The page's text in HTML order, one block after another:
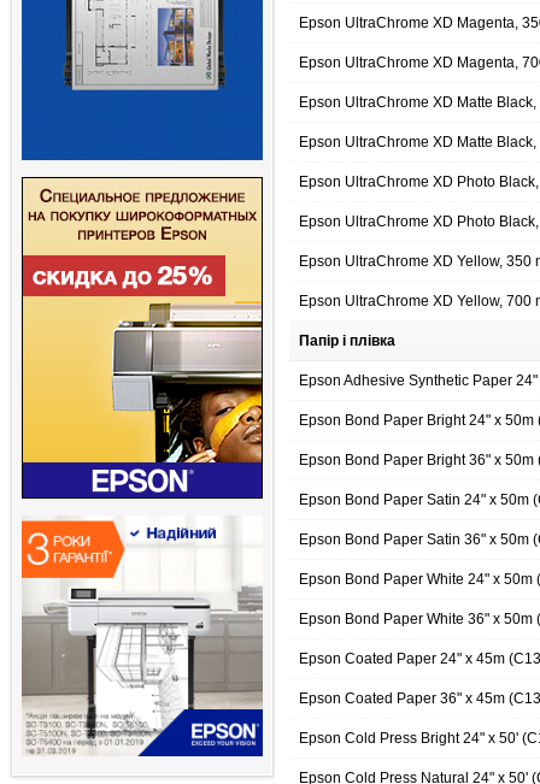
Epson UltraChrome XD Magenta,
Epson UltraChrome XD Magenta,
Epson UltraChrome XD Matte
Epson UltraChrome XD Matte
Epson UltraChrome XD Photo
Epson UltraChrome XD Photo
Epson UltraChrome XD Yellow, 350
Epson UltraChrome XD Yellow, 700
Папір і плівка
Epson Adhesive Synthetic Paper
Epson Bond Paper Bright 24" x
Epson Bond Paper Bright 36" x
Epson Bond Paper Satin 24" x 50m
Epson Bond Paper Satin 36" x 50m
Epson Bond Paper White 24" x 50m
Epson Bond Paper White 36" x 50m
Epson Coated Paper 24" x 45m
Epson Coated Paper 36" x 45m
Epson Cold Press Bright 24" x 50'
Epson Cold Press Natural 24" x 50'